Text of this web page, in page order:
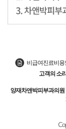
비급여진료비용
고객의 소
양재차앤박피부과의원